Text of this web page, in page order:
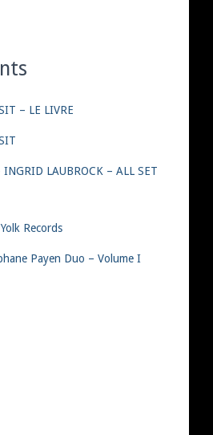
– LE LIVRE
INGRID LAUBROCK – ALL SET
Records
Payen Duo – Volume I